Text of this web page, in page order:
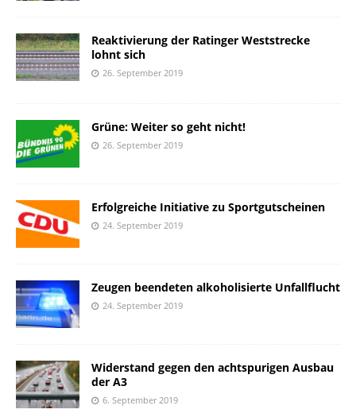
Reaktivierung der Ratinger Weststrecke
lohnt sich
26. September 2019
Grüne: Weiter so geht nicht!
26. September 2019
Erfolgreiche Initiative zu Sportgutscheinen
24. September 2019
Zeugen beendeten alkoholisierte Unfallflucht
24. September 2019
Widerstand gegen den achtspurigen Ausbau
der A3
6. September 2019